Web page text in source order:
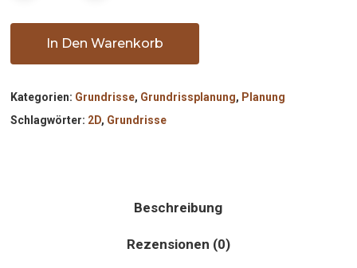
In Den Warenkorb
Kategorien: Grundrisse, Grundrissplanung, Planung
Schlagwörter: 2D, Grundrisse
Beschreibung
Rezensionen (0)